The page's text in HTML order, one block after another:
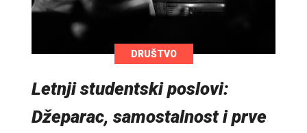
DRUŠTVO
Letnji studentski poslovi:
Džeparac, samostalnost i prve